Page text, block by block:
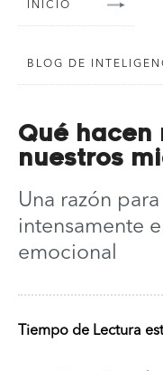
INICIO
BLOG DE
Qué hacen
nuestros
Una razón
intensamente
emocional
Tiempo de Lectura